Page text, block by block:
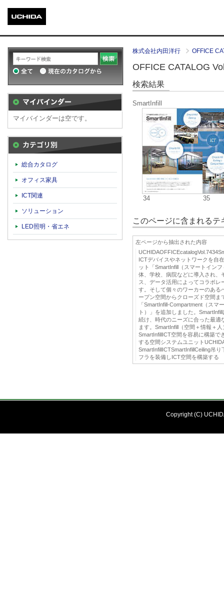
株式会社内田洋行 OFFICE
OFFICE CATALOG
検索結果
SmartInfill
34 35
このページに含まれる
左ページから抽出された内容
ICTデバイスやネットワークを自
ット「SmartInfill（スマートイン
体、学校、病院などに導入され、
ス、データ活用によってコラボレ
す。そして個々のワーカーのある
ープン空間からクローズド空間ま
「SmartInfill-Compartment（スマ
ト）」を追加しました。
続け、時代のニーズに合った最適
ます。SmartInfill（空間＋情報＋
SmartInfillICT空間を容易に構築で
する空間システムユニット
SmartInfillICTSmartInfillCeiling吊
フラを装備しICT空間を構築する
マイバインダーは空です。
総合カタログ
オフィス家具
ICT関連
ソリューション
LED照明・省エネ
Copyright (C)